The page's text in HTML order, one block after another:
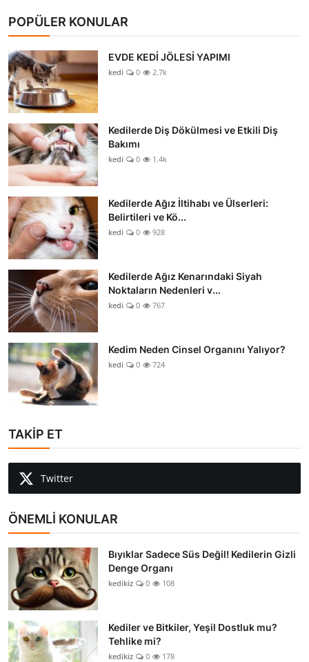
POPÜLER KONULAR
EVDE KEDİ JÖLESİ YAPIMI
kedi 0 2.7k
Kedilerde Diş Dökülmesi ve Etkili Diş
Bakımı
kedi 0 1.4k
Kedilerde Ağız İltihabı ve Ülserleri:
Belirtileri ve Kö...
kedi 0 928
Kedilerde Ağız Kenarındaki Siyah
Noktaların Nedenleri v...
kedi 0 767
Kedim Neden Cinsel Organını Yalıyor?
kedi 0 724
TAKİP ET
Twitter
ÖNEMLİ KONULAR
Bıyıklar Sadece Süs Değil! Kedilerin Gizli
Denge Organı
kedikiz 0 108
Kediler ve Bitkiler, Yeşil Dostluk mu?
Tehlike mi?
kedikiz 0 178